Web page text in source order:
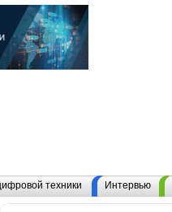
техники Интервью